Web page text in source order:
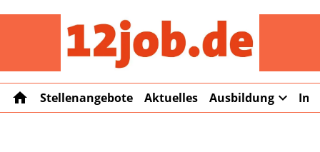
home Stellenangebote Aktuelles Ausbildung expand_more